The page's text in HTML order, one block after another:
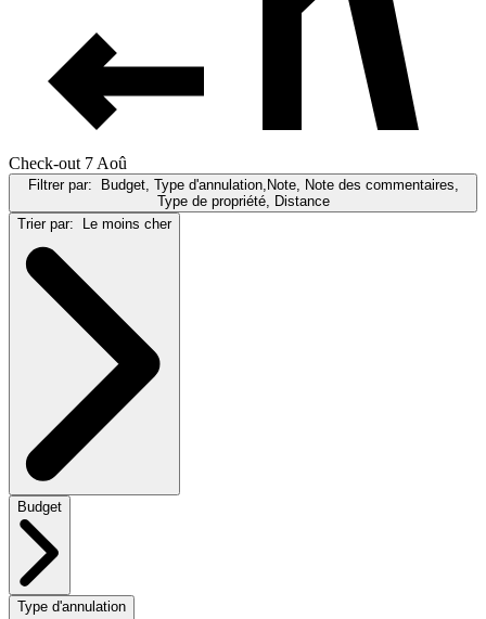
Check-out 7 Aoû
Filtrer par:
Budget, Type d'annulation,Note, Note des commentaires,
Type de propriété, Distance
Trier par:
Le moins cher
Budget
Type d'annulation